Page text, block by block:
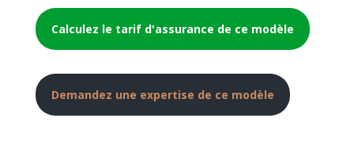
Calculez le tarif d'assurance de ce modèle
Demandez une expertise de ce modèle